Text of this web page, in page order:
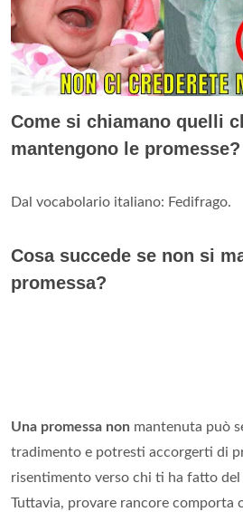
Come si chiamano quelli
mantengono le promesse?
Dal vocabolario italiano: Fedifrago.
Cosa succede se non si
promessa?
Una promessa non mantenuta può
tradimento e potresti accorgerti di
risentimento verso chi ti ha fatto del
Tuttavia, provare rancore comporta